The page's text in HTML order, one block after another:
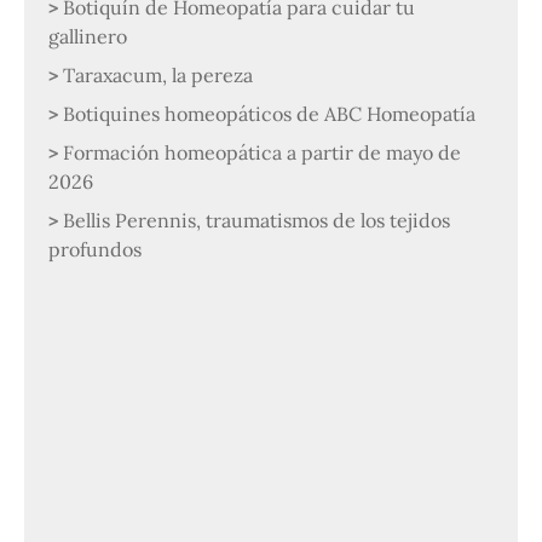
Botiquín de Homeopatía para cuidar tu
gallinero
Taraxacum, la pereza
Botiquines homeopáticos de ABC Homeopatía
Formación homeopática a partir de mayo de
2026
Bellis Perennis, traumatismos de los tejidos
profundos